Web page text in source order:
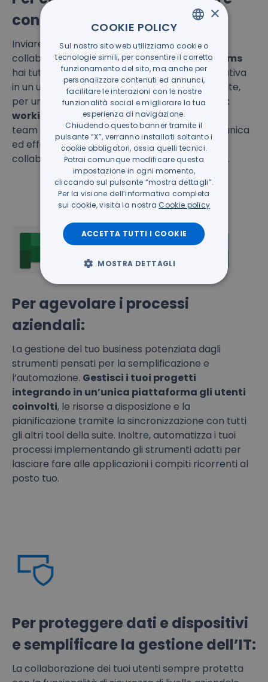
con i tuoi colleghi:
Inviare messaggi ai tuoi colleghi via mail per
collaborare non sarà più necessario. ConTeams
hai tutto ciò che ti serve la tua giornata lavorativa
in un unico tool integrato agli altri tool della suite,
per una collaborazione all’altezza dellosmart
working
. Rimani sempre in contatto con il tuo
team e condividi idee e progetti. Chatta, comunica
ed effettua vere e proprie riunioni virtuali
collaborando in un unico posto, ovunque tu sia.
Per agevolare i processi
aziendali:
La gestione del tuo business potenziata dagli
strumenti pensati per la semplificazione e
l’automazione. Gestisci i tuoi progetti
integrando in un’unica piattaforma gli utenti
coinvolti, le risorse a disposizione e la
pianificazione tramite la sincronizzazione con tutti
gli altri tool della suite. Inoltre, automatizza i tuoi
processi implementando gli strumenti adatti per
lasciare fare alle applicazioni i compiti ricorrenti al
posto tuo.
Per proteggere dati e dispositivi
e semplificare la gestione dell’IT:
La collaborazione dei tuoi utenti sempre protetta
ITALIAN
GERMAN
×
COOKIE POLICY
Sul nostro sito web utilizziamo cookie o
tecnologie simili, per consentire il corretto
funzionamento del sito, ma anche per
personalizzare contenuti ed annunci,
facilitare le interazioni con le nostre
funzionalità social e migliorare la tua
esperienza di navigazione.
Chiudendo questo banner tramite il
pulsante “X”, verranno installati soltanto i
cookie obbligatori, ossia quelli tecnici.
Potrai comunque modificare questa
impostazione in ogni momento,
cliccando sul pulsante “mostra dettagli”.
Per la visione dell’informativa completa
sui cookie, visita la nostra Cookie policy
ACCETTA TUTTI I COOKIE
MOSTRA DETTAGLI